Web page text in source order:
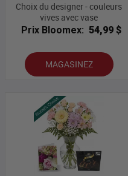
Choix du designer - couleurs
vives avec vase
Prix Bloomex: 54,99 $
MAGASINEZ